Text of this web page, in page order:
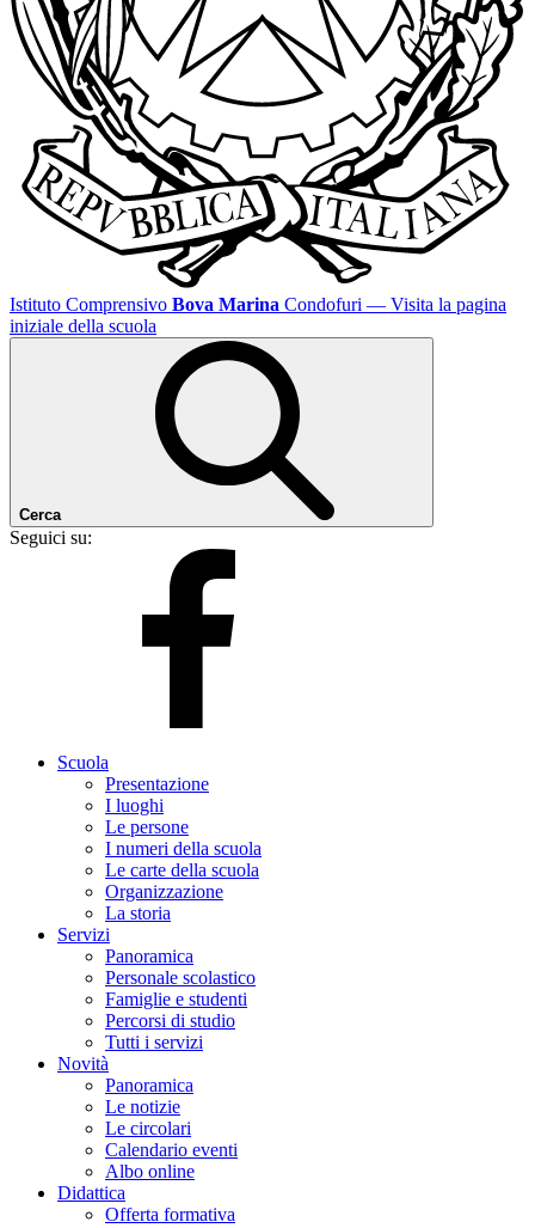
Istituto Comprensivo Bova Marina Condofuri — Visita la pagina
iniziale della scuola
Cerca
Seguici su:
Scuola
Presentazione
I luoghi
Le persone
I numeri della scuola
Le carte della scuola
Organizzazione
La storia
Servizi
Panoramica
Personale scolastico
Famiglie e studenti
Percorsi di studio
Tutti i servizi
Novità
Panoramica
Le notizie
Le circolari
Calendario eventi
Albo online
Didattica
Offerta formativa